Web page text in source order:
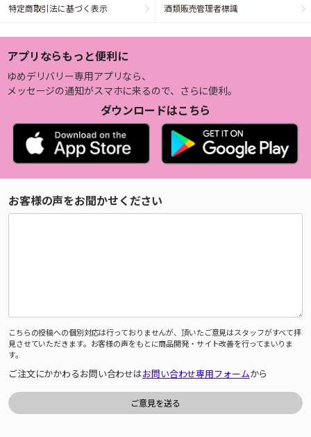
特定商取引法に基づく表示 酒類販売管理者標識
アプリならもっと便利に
ゆめデリバリー専用アプリなら、
メッセージの通知がスマホに来るので、さらに便利。
ダウンロードはこちら
お客様の声をお聞かせください
こちらの投稿への個別対応は行っておりませんが、頂いたご意見はスタッフがすべて拝
見させていただきます。お客様の声をもとに商品開発・サイト改善を行ってまいりま
す。
ご注文にかかわるお問い合わせはお問い合わせ専用フォームから